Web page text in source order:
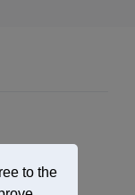
to the